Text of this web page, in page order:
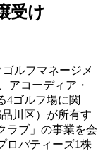
受け
ルフマネージメ
アコーディア・
4ゴルフ場に関
川区）が所有す
ラブ」の事業を会
ロパティーズ1株